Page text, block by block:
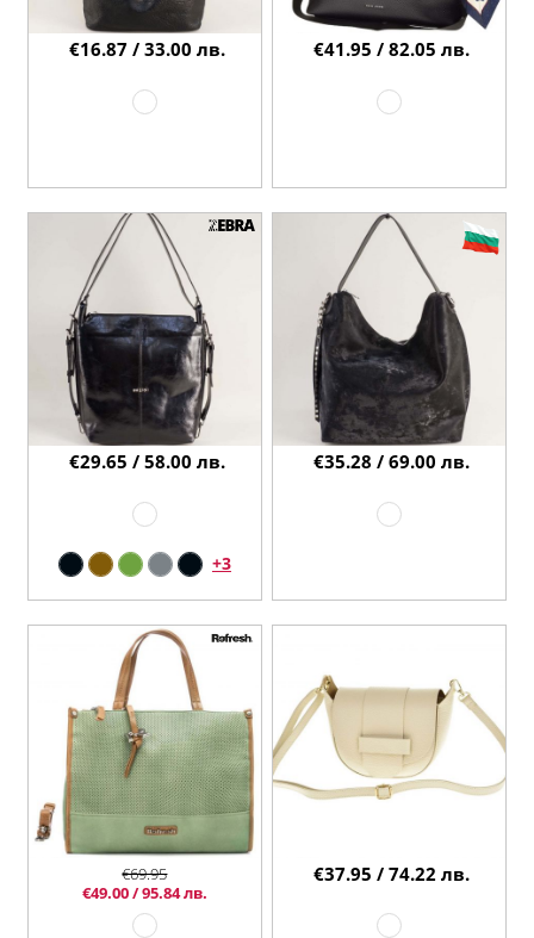
€16.87 / 33.00 лв. €41.95 / 82.05 лв.
+3
€29.65 / 58.00 лв. €35.28 / 69.00 лв.
€69.95
€49.00 / 95.84 лв.
€37.95 / 74.22 лв.